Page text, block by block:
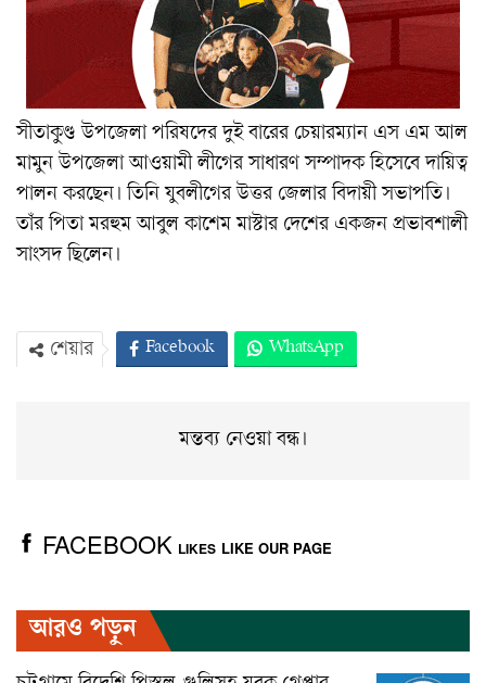
সীতাকুণ্ড উপজেলা পরিষদের দুই বারের চেয়ারম্যান এস এম আল
মামুন উপজেলা আওয়ামী লীগের সাধারণ সম্পাদক হিসেবে দায়িত্ব
পালন করছেন। তিনি যুবলীগের উত্তর জেলার বিদায়ী সভাপতি।
তাঁর পিতা মরহুম আবুল কাশেম মাস্টার দেশের একজন প্রভাবশালী
সাংসদ ছিলেন।
শেয়ার Facebook WhatsApp
মন্তব্য নেওয়া বন্ধ।
FACEBOOK LIKES LIKE OUR PAGE
আরও পড়ুন